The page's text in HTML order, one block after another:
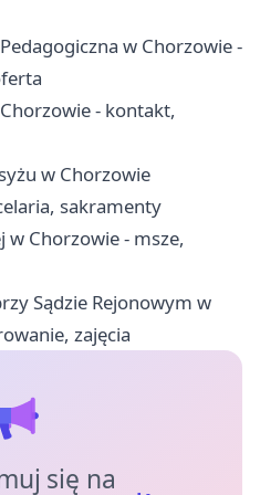
w Chorzowie -
- kontakt,
w Chorzowie
sakramenty
w Chorzowie - msze,
Sądzie Rejonowym w
zajęcia
się na